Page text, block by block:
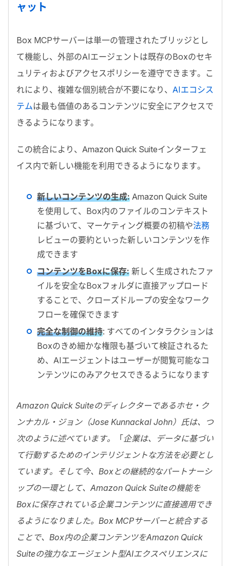
ャット
Box MCPサーバーは単一の管理されたブリッジとし
て機能し、外部のAIエージェントは既存のBoxのセキ
ュリティおよびアクセスポリシーを遵守できます。こ
れにより、複雑な個別統合が不要になり、 AIエコシス
テムは最も価値のあるコンテンツに安全にアクセスで
きるようになります。
この統合により、 Amazon Quick Suiteインターフェ
イス内で新しい機能を利用できるようになります。
新しいコンテンツの生成: Amazon Quick Suite
を使用して、 Box内のファイルのコンテキスト
に基づいて、マーケティング概要の初稿や法務
レビューの要約といった新しいコンテンツを作
成できます
コンテンツをBoxに保存: 新しく生成されたファ
イルを安全なBoxフォルダに直接アップロード
することで、クローズドループの安全なワーク
フローを確保できます
完全な制御の維持: すべてのインタラクションは
Boxのきめ細かな権限も基づいて検証されるた
め、 AIエージェントはユーザーが閲覧可能なコ
ンテンツにのみアクセスできるようになります
Amazon Quick Suiteのディレクターであるホセ・ク
ンナカル・ジョン（Jose Kunnackal John）氏は、つ
次のように述べています。
「企業は、データに基づい
て行動するためのインテリジェントな方法を必要とし
ています。そして今、Boxとの継続的なパートナーシ
ップの一環として、 Amazon Quick Suiteの機能を
Boxに保存されている企業コンテンツに直接適用でき
るようになりました。 Box MCPサーバーと統合する
ことで、 Box内の企業コンテンツをAmazon Quick
Suiteの強力なエージェント型AIエクスペリエンスに